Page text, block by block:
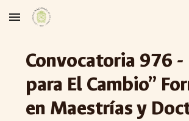
Skip to main content
Convocatoria 976 -
para El Cambio”
en Maestrías y